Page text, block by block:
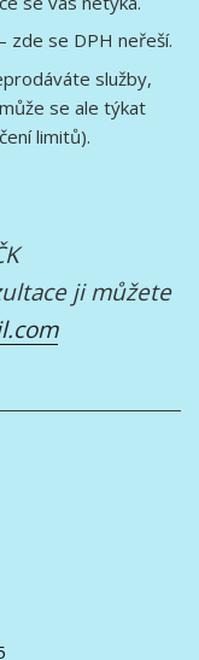
zde se DPH neřeší.
služby,
se ale týkat
limitů).
ji můžete